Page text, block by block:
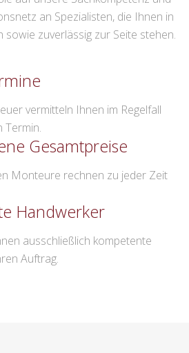
an Spezialisten, die Ihnen in
sowie zuverlässig zur Seite stehen.
vermitteln Ihnen im Regelfall
Termin.
Gesamtpreise
Monteure rechnen zu jeder Zeit
Handwerker
ausschließlich kompetente
Auftrag.